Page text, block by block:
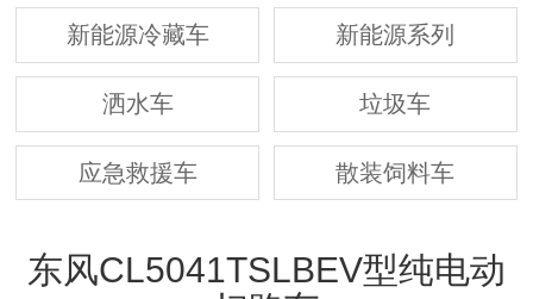
新能源冷藏车 新能源系列
洒水车 垃圾车
应急救援车 散装饲料车
东风CL5041TSLBEV型纯电动